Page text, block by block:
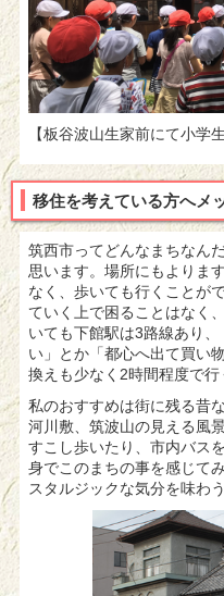
【板谷波山生家前にて小学
移住を考えている方へメ
筑西市ってどんなまちなん
思います。場所にもよりま
なく、歩いても行くことが
ていく上で困ることはなく
いても下館駅は3路線あり
い」とか「都心へ出て買い
換えも少なく2時間程度で行
私のおすすめは街に残る昔
河川敷、筑波山の見える風
すこし歩いたり、市内バス
身でこのまちの事を感じて
スタルジックな気分を味わ